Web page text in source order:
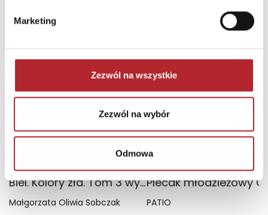
Marketing
Zezwól na wszystkie
Zezwól na wybór
Odmowa
Biel. Kolory zła. Tom 3 wyd. 2025
Małgorzata Oliwia Sobczak PATIO